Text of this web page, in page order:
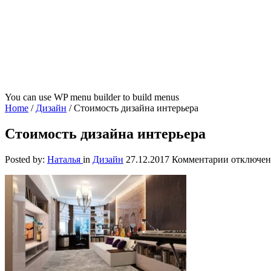
You can use WP menu builder to build menus
Home / Дизайн /Стоимость дизайна интерьера
Стоимость дизайна интерьера
Posted by: Наталья in Дизайн 27.12.2017 Комментарии к